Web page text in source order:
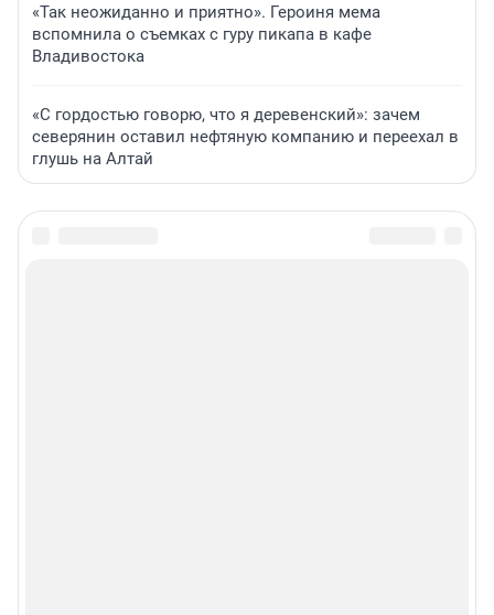
«Так неожиданно и приятно». Героиня мема
вспомнила о съемках с гуру пикапа в кафе
Владивостока
«С гордостью говорю, что я деревенский»: зачем
северянин оставил нефтяную компанию и переехал в
глушь на Алтай